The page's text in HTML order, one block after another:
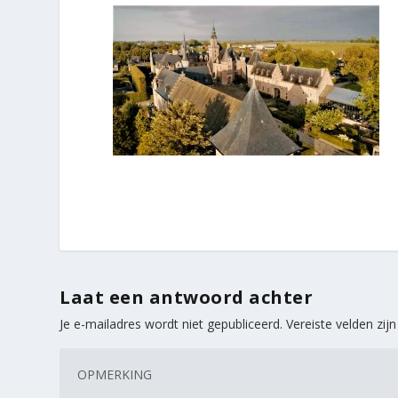
Laat een antwoord achter
Je e-mailadres wordt niet gepubliceerd. Vereiste velden